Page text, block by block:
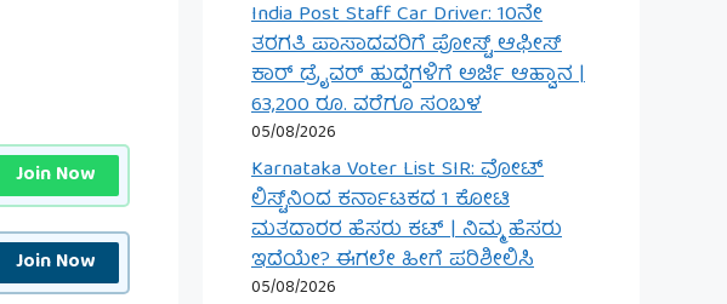
Join Now
Join Now
India Post Staff Car Driver: 10ನೇ
ತರಗತಿ ಪಾಸಾದವರಿಗೆ ಪೋಸ್ಟ್ ಆಫೀಸ್
ಕಾರ್ ಡ್ರೈವರ್ ಹುದ್ದೆಗಳಿಗೆ ಅರ್ಜಿ ಆಹ್ವಾನ |
63,200 ರೂ. ವರೆಗೂ ಸಂಬಳ
05/08/2026
Karnataka Voter List SIR: ವೋಟ್
ಲಿಸ್ಟ್‌ನಿಂದ ಕರ್ನಾಟಕದ 1 ಕೋಟಿ
ಮತದಾರರ ಹೆಸರು ಕಟ್ | ನಿಮ್ಮ ಹೆಸರು
ಇದೆಯೇ? ಈಗಲೇ ಹೀಗೆ ಪರಿಶೀಲಿಸಿ
05/08/2026